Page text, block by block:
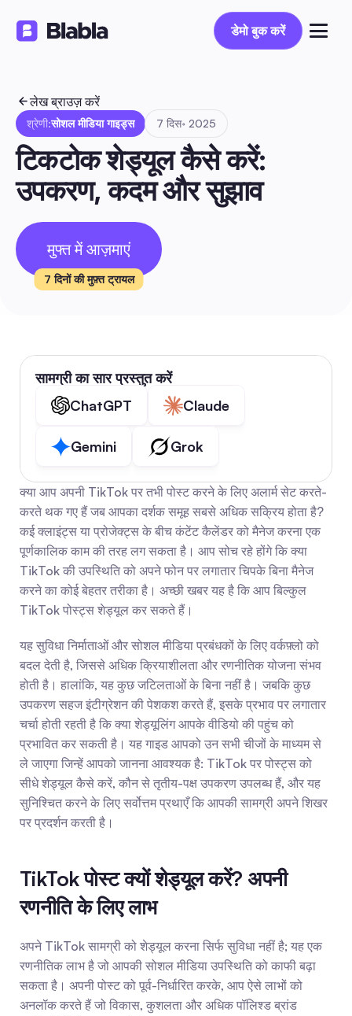
डेमो बुक करें
डेमो बुक करें
लेख ब्राउज़ करें
श्रेणी:सोशल मीडिया गाइड्स 7 दिस॰ 2025
टिकटोक शेड्यूल कैसे करें:
उपकरण, कदम और सुझाव
मुफ्त में आज़माएं
7 दिनों की मुफ़्त ट्रायल
सामग्री का सार प्रस्तुत करें
ChatGPT
Claude
Gemini Grok
क्या आप अपनी TikTok पर तभी पोस्ट करने के लिए अलार्म सेट करते-
करते थक गए हैं जब आपका दर्शक समूह सबसे अधिक सक्रिय होता है?
कई क्लाइंट्स या प्रोजेक्ट्स के बीच कंटेंट कैलेंडर को मैनेज करना एक
पूर्णकालिक काम की तरह लग सकता है। आप सोच रहे होंगे कि क्या
TikTok की उपस्थिति को अपने फोन पर लगातार चिपके बिना मैनेज
करने का कोई बेहतर तरीका है। अच्छी खबर यह है कि आप बिल्कुल
TikTok पोस्ट्स शेड्यूल कर सकते हैं।
यह सुविधा निर्माताओं और सोशल मीडिया प्रबंधकों के लिए वर्कफ़्लो को
बदल देती है, जिससे अधिक क्रियाशीलता और रणनीतिक योजना संभव
होती है। हालांकि, यह कुछ जटिलताओं के बिना नहीं है। जबकि कुछ
उपकरण सहज इंटीग्रेशन की पेशकश करते हैं, इसके प्रभाव पर लगातार
चर्चा होती रहती है कि क्या शेड्यूलिंग आपके वीडियो की पहुंच को
प्रभावित कर सकती है। यह गाइड आपको उन सभी चीजों के माध्यम से
ले जाएगा जिन्हें आपको जानना आवश्यक है: TikTok पर पोस्ट्स को
सीधे शेड्यूल कैसे करें, कौन से तृतीय-पक्ष उपकरण उपलब्ध हैं, और यह
सुनिश्चित करने के लिए सर्वोत्तम प्रथाएँ कि आपकी सामग्री अपने शिखर
पर प्रदर्शन करती है।
TikTok पोस्ट क्यों शेड्यूल करें? अपनी
रणनीति के लिए लाभ
अपने TikTok सामग्री को शेड्यूल करना सिर्फ सुविधा नहीं है; यह एक
रणनीतिक लाभ है जो आपकी सोशल मीडिया उपस्थिति को काफी बढ़ा
सकता है। अपनी पोस्ट को पूर्व-निर्धारित करके, आप ऐसे लाभों को
अनलॉक करते हैं जो विकास, कुशलता और अधिक पॉलिश्ड ब्रांड